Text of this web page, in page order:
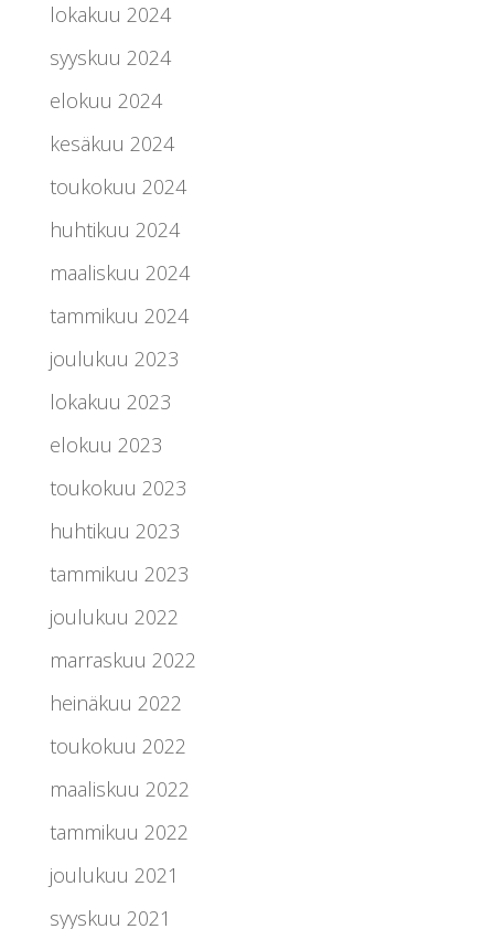
lokakuu 2024
syyskuu 2024
elokuu 2024
kesäkuu 2024
toukokuu 2024
huhtikuu 2024
maaliskuu 2024
tammikuu 2024
joulukuu 2023
lokakuu 2023
elokuu 2023
toukokuu 2023
huhtikuu 2023
tammikuu 2023
joulukuu 2022
marraskuu 2022
heinäkuu 2022
toukokuu 2022
maaliskuu 2022
tammikuu 2022
joulukuu 2021
syyskuu 2021